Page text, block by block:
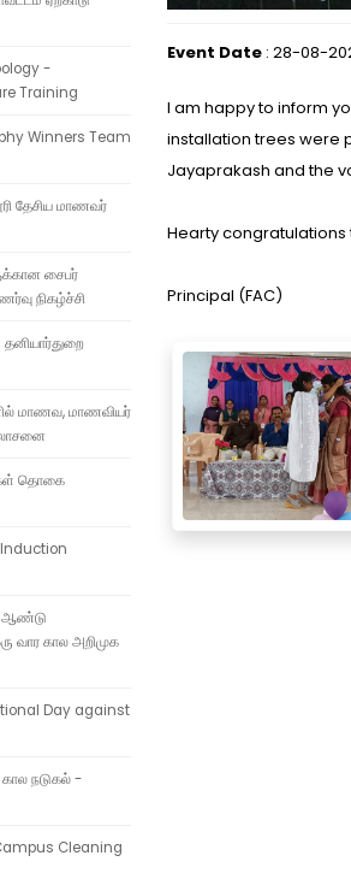
-
Training
Winners Team
தேசிய மாணவர்
சைபர்
நிகழ்ச்சி
மாணவ, மாணவியர்
தொகை
ஆண்டு
வார கால அறிமுக
Day against
நடுகல் -
Cleaning
Event Date : 28-08-
I am happy to inform
installation trees were
Jayaprakash and the
Hearty
Principal (FAC)